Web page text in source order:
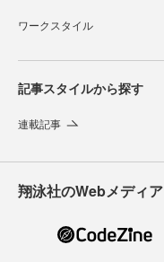
ワークスタイル
記事スタイルから探す
連載記事
翔泳社のWebメディア